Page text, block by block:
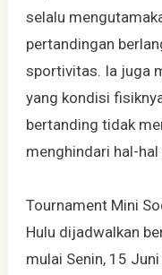
selalu
pertandingan
sportivitas. Ia juga
yang kondisi
bertanding tidak
menghindari hal-
Tournament Mini
Hulu dijadwalkan
mulai Senin, 15